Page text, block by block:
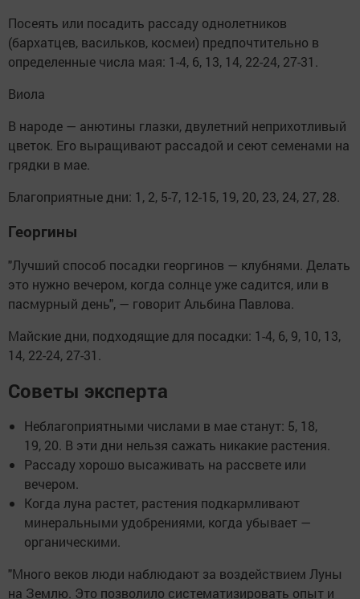
Посеять или посадить рассаду однолетников
(бархатцев, васильков, космеи) предпочтительно в
определенные числа мая: 1-4, 6, 13, 14, 22-24, 27-31.
Виола
В народе — анютины глазки, двулетний неприхотливый
цветок. Его выращивают рассадой и сеют семенами на
грядки в мае.
Благоприятные дни: 1, 2, 5-7, 12-15, 19, 20, 23, 24, 27, 28.
Георгины
"Лучший способ посадки георгинов — клубнями. Делать
это нужно вечером, когда солнце уже садится, или в
пасмурный день", — говорит Альбина Павлова.
Майские дни, подходящие для посадки: 1-4, 6, 9, 10, 13,
14, 22-24, 27-31.
Советы эксперта
Неблагоприятными числами в мае станут: 5, 18,
19, 20. В эти дни нельзя сажать никакие растения.
Рассаду хорошо высаживать на рассвете или
вечером.
Когда луна растет, растения подкармливают
минеральными удобрениями, когда убывает —
органическими.
"Много веков люди наблюдают за воздействием Луны
на Землю. Это позволило систематизировать опыт и